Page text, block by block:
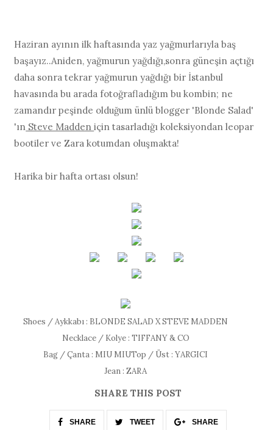
Haziran ayının ilk haftasında yaz yağmurlarıyla baş
başayız..Aniden, yağmurun yağdığı,sonra güneşin açtığı
daha sonra tekrar yağmurun yağdığı bir İstanbul
havasında bu arada fotoğrafladığım bu kombin; ne
zamandır peşinde olduğum ünlü blogger 'Blonde Salad'
'ın Steve Maddeniçin tasarladığı koleksiyondan leopar
bootiler ve Zara kotumdan oluşmakta!
Harika bir hafta ortası olsun!
Shoes / Aykkabı : BLONDE SALAD X STEVE MADDEN
Necklace / Kolye : TIFFANY & CO
Bag / Çanta : MIU MIUTop / Üst : YARGICI
Jean : ZARA
SHARE THIS POST
SHARE TWEET SHARE